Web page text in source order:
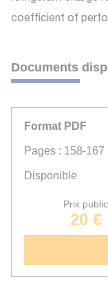
coefficient of
Documents
Format PDF
Pages : 158-167
Disponible
Prix public
20 €